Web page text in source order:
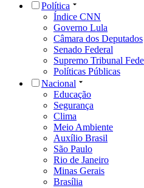
Política
Índice CNN
Governo Lula
Câmara dos Deputados
Senado Federal
Supremo Tribunal
Políticas Públicas
Nacional
Educação
Segurança
Clima
Meio Ambiente
Auxílio Brasil
São Paulo
Rio de Janeiro
Minas Gerais
Brasília